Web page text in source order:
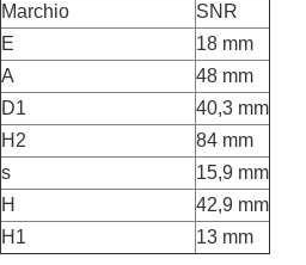
Marchio
SNR
E
18 mm
A
48 mm
D1
40,3 mm
H2
84 mm
s
15,9 mm
H
42,9 mm
H1
13 mm